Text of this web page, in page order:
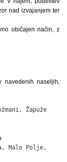
nad izvajanjem ter
običajen način, z
naseljih,
Žapuže
Malo Polje,